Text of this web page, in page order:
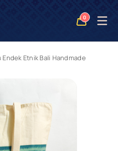
0
Open
Endek Etnik Bali Handmade